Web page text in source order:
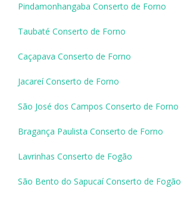
Pindamonhangaba Conserto de Forno
Taubaté Conserto de Forno
Caçapava Conserto de Forno
Jacareí Conserto de Forno
São José dos Campos Conserto de Forno
Bragança Paulista Conserto de Forno
Lavrinhas Conserto de Fogão
São Bento do Sapucaí Conserto de Fogão